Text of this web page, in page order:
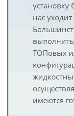
установку
нас
ТОПовых
имеются